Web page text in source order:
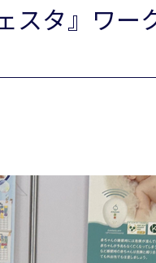
スタ』ワー